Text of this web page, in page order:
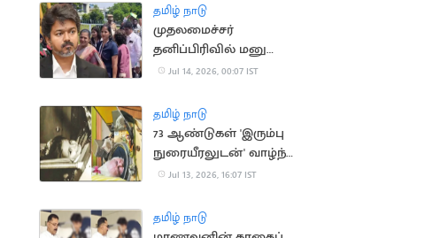
தமிழ் நாடு
முதலமைச்சர்
தனிப்பிரிவில் மனு
அளிக்க முடியாமல்
Jul 14, 2026, 00:07 IST
தமிழ் நாடு
73 ஆண்டுகள் 'இரும்பு
நுரையீரலுடன்' வாழ்ந்த
அமெரிக்க பெண்
Jul 13, 2026, 16:07 IST
தமிழ் நாடு